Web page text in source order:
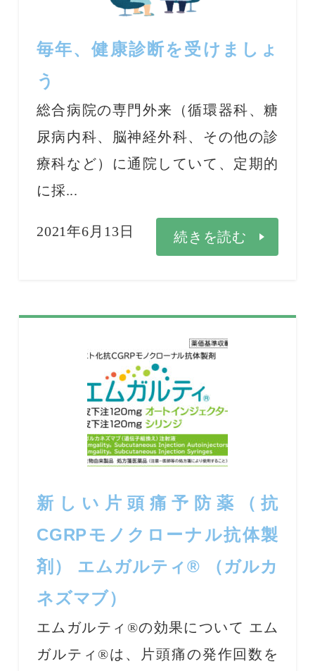
毎年、健康診断を受けましょ
う
総合病院の専門外来（循環器科、糖
尿病内科、脳神経外科、その他の診
療科など）に通院していて、定期的
に採...
続きを読む
2021年6月13日
新しい片頭痛予防薬（抗
CGRPモノクローナル抗体製
剤） エムガルティ® （ガルカ
ネズマブ）
エムガルティ®の効果について エム
ガルティ®は、片頭痛の発作回数を